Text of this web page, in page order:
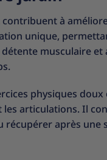
à
unique,
musculaire et
physiques
les articulations. Il
après une